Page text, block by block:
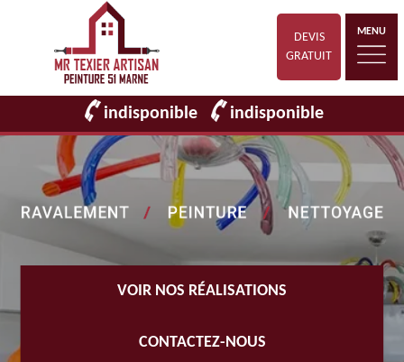
DEVIS
GRATUIT
MENU
indisponible indisponible
VOIR NOS RÉALISATIONS
CONTACTEZ-NOUS